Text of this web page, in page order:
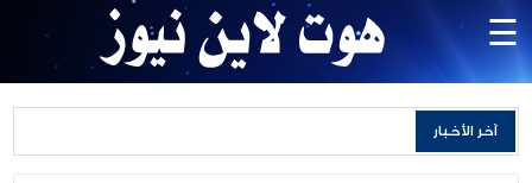
×
محليات
☰
آخر الأخبار